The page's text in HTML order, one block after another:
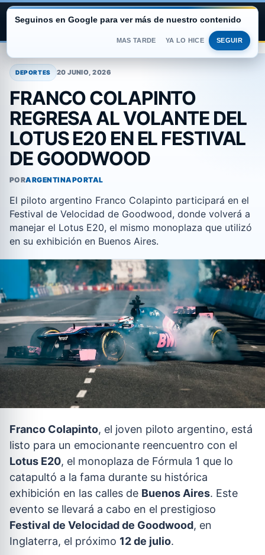
contenido
ARGENTINA PORTAL
DEPORTES 20 JUNIO, 2026
FRANCO COLAPINTO
REGRESA AL VOLANTE DEL
LOTUS E20 EN EL FESTIVAL
DE GOODWOOD
PORARGENTINAPORTAL
El piloto argentino Franco Colapinto participará en el
Festival de Velocidad de Goodwood, donde volverá a
manejar el Lotus E20, el mismo monoplaza que utilizó
en su exhibición en Buenos Aires.
Franco Colapinto, el joven piloto argentino, está
listo para un emocionante reencuentro con el
Lotus E20, el monoplaza de Fórmula 1 que lo
catapultó a la fama durante su histórica
exhibición en las calles de Buenos Aires. Este
evento se llevará a cabo en el prestigioso
Festival de Velocidad de Goodwood, en
Inglaterra, el próximo 12 de julio.
Seguinos en Google para ver más de nuestro contenido
MAS TARDE YA LO HICE SEGUIR